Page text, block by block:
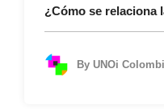
¿Cómo se relaciona
By UNOi